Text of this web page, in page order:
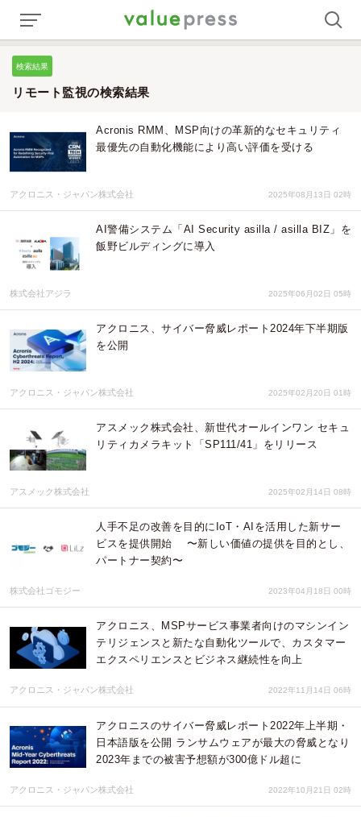
検索結果
リモート監視の検索結果
Acronis RMM、MSP向けの革新的なセキュリティ
最優先の自動化機能により高い評価を受ける
アクロニス・ジャパン株式会社 2025年08月13日 02時
AI警備システム「AI Security asilla / asilla BIZ」を
飯野ビルディングに導入
株式会社アジラ 2025年06月02日 05時
アクロニス、サイバー脅威レポート2024年下半期版
を公開
アクロニス・ジャパン株式会社 2025年02月20日 01時
アスメック株式会社、新世代オールインワン セキュ
リティカメラキット「SP111/41」をリリース
アスメック株式会社 2025年02月14日 08時
人手不足の改善を目的にIoT・AIを活用した新サー
ビスを提供開始 〜新しい価値の提供を目的とし、
パートナー契約〜
株式会社ゴモジー 2023年04月18日 00時
アクロニス、MSPサービス事業者向けのマシンイン
テリジェンスと新たな自動化ツールで、カスタマー
エクスペリエンスとビジネス継続性を向上
アクロニス・ジャパン株式会社 2022年11月14日 06時
アクロニスのサイバー脅威レポート2022年上半期・
日本語版を公開 ランサムウェアが最大の脅威となり
2023年までの被害予想額が300億ドル超に
アクロニス・ジャパン株式会社 2022年10月21日 02時